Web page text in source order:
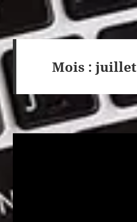
Mois :juillet